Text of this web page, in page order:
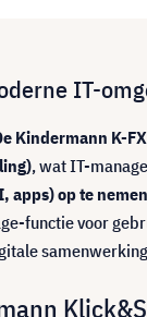
IT-
Kindermann K-
, wat IT-
apps) op te nemen
functie voor